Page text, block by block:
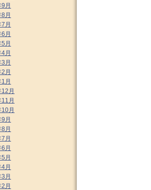
月
月
月
月
月
月
月
月
月
月
月
月
月
月
月
月
月
月
月
月